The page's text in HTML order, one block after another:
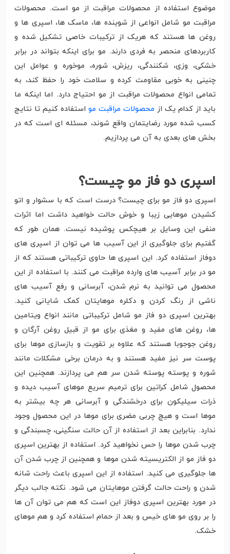
موضوع استفاده از محصولات مراقبت از مو است. محصولات
مراقبت مو شامل انواعی از شوینده ها، ماسک ها، اسپری ها و
روغن ها هستند که هریک از ترکیبات خاصی تشکیل شده و
کاربردهای منحصر به فردی دارند. مو برای اینکه بتواند در برابر
خشکی، وزی، شکنندگی، ریزش، شوره، موخوره و عوامل این
چنینی به خوبی مقاومت کرده و سلامت خود را حفظ کند، به
تمامی انواع محصولات مراقبت از مو احتیاج دارد. اما اینکه ما
باید از کدام یک از محصولات مراقبت مو استفاده کنیم تا نتایج
کسب شده مورد رضایتمان واقع شوند، مسئله ای است که در
بخش های بعدی به آن می پردازیم.
اسپری دو فاز مو چیست؟
اسپری دو فاز مو برای چیست؟ درست است که با سشوار و اتو
کشیدن موهایی زیبا و خوش حالت خواهید داشت اما اثرات
منفی این وسایل بر هیچکس پوشیده نیست. همان طور که
گفتیم برای جلوگیری از این آسیب ها می توان از اسپری های
دوفاز استفاده کرد. این اسپری ها حاوی ترکیباتی هستند که از
مو در برابر آسیب های وارده مراقبت می کنند. با استفاده از این
محصول می توانید به نرم شدن، آبرسانی و رفع آسیب های
ناشی از رنگ کردن و دکلره موهایتان کمک شایانی کنید.
بهترین اسپری دو فاز مو شامل ترکیباتی مانند انواع ویتامین
ها، روغن های مفید و مغذی برای مو از قبیل روغن آرگان و
روغن جوجوبا هستند که علاوه بر تقویت و بازسازی موها برای
پوست سر نیز مفید هستند و به درمان برخی مشکلات مانند
شوره و پوسته پوسته شدن سر هم می پردازند. همچنین این
محصول شامل کراتین برای ترمیم سریع موهای آسیب دیده و
ذرات سیلیکون برای درخشندگی و آبرسانی هر چه بیشتر به
موها است و هیچ چربی مضری برای موها در این محصول وجود
ندارد. بنابراین بعد از استفاده از آن حالت سنگینی، چسبندگی و
چرب شدن موها را حس نخواهید کرد. استفاده از بهترین اسپری
دو فاز مو از الکتریسیته شدن موها و همچنین از چرب شدن آن
ها جلوگیری می کنید. استفاده از این اسپری باعث راحت شانه
شدن و راحت حالت گرفتن موهایتان می شود. نکته جالب دیگر
در مورد بهترین اسپری دوفاز این است که هم می توان آن ها
را بر روی مو های خیس و بعد از حمام استفاده کرد و هم موهای
خشک.